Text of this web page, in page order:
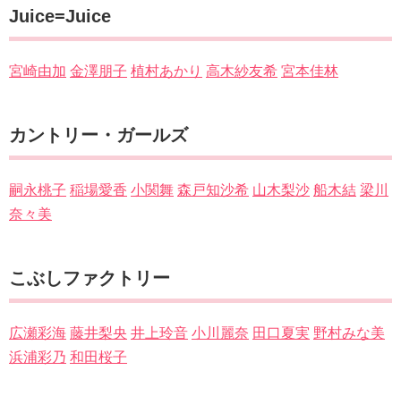
Juice=Juice
宮崎由加 金澤朋子 植村あかり 高木紗友希 宮本佳林
カントリー・ガールズ
嗣永桃子 稲場愛香 小関舞 森戸知沙希 山木梨沙 船木結 梁川
奈々美
こぶしファクトリー
広瀬彩海 藤井梨央 井上玲音 小川麗奈 田口夏実 野村みな美
浜浦彩乃 和田桜子